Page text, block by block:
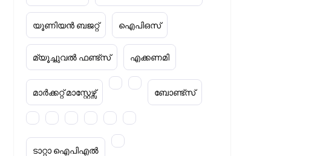
യൂണിയൻ ബജറ്റ് ഐപിഒസ്
മ്യൂച്ചുവൽ ഫണ്ട്സ് എക്കണമി
മാർക്കറ്റ് മാസ്റ്റേഴ്സ് ബോണ്ട്സ്
ടാറ്റാ ഐപിഎൽ